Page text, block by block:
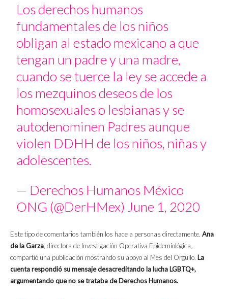
Los derechos humanos
fundamentales de los niños
obligan al estado mexicano a que
tengan un padre y una madre,
cuando se tuerce la ley se accede a
los mezquinos deseos de los
homosexuales o lesbianas y se
autodenominen Padres aunque
violen DDHH de los niños, niñas y
adolescentes.
— Derechos Humanos México
ONG (@DerHMex) June 1, 2020
Este tipo de comentarios también los hace a personas directamente. Ana
de la Garza , directora de Investigación Operativa Epidemiológica,
compartió una publicación mostrando su apoyo al Mes del Orgullo. La
cuenta respondió su mensaje desacreditando la lucha LGBTQ+,
argumentando que no se trataba de Derechos Humanos.